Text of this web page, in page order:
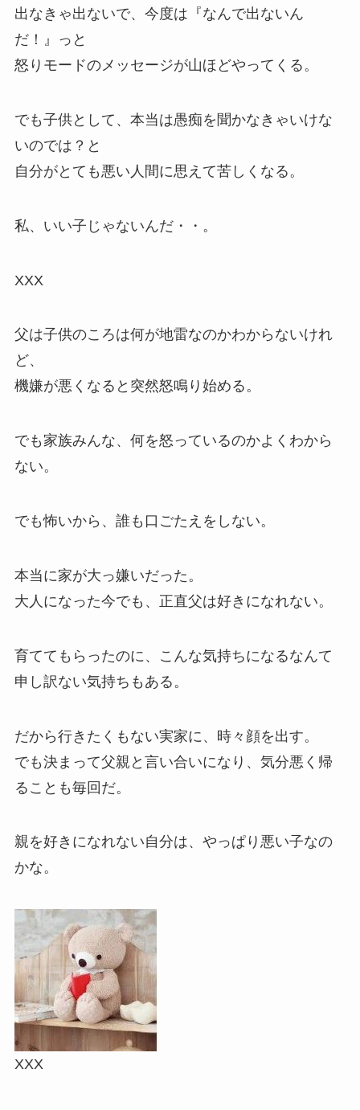
出なきゃ出ないで、今度は『なんで出ないん
だ！』っと
怒りモードのメッセージが山ほどやってくる。
でも子供として、本当は愚痴を聞かなきゃいけな
いのでは？と
自分がとても悪い人間に思えて苦しくなる。
私、いい子じゃないんだ・・。
XXX
父は子供のころは何が地雷なのかわからないけれ
ど、
機嫌が悪くなると突然怒鳴り始める。
でも家族みんな、何を怒っているのかよくわから
ない。
でも怖いから、誰も口ごたえをしない。
本当に家が大っ嫌いだった。
大人になった今でも、正直父は好きになれない。
育ててもらったのに、こんな気持ちになるなんて
申し訳ない気持ちもある。
だから行きたくもない実家に、時々顔を出す。
でも決まって父親と言い合いになり、気分悪く帰
ることも毎回だ。
親を好きになれない自分は、やっぱり悪い子なの
かな。
XXX